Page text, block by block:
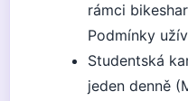
rámci
Podmínky
Studentská
jeden denně